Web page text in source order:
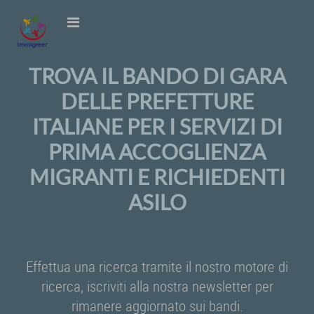
TROVA IL BANDO DI GARA
DELLE PREFETTURE
ITALIANE PER I SERVIZI DI
PRIMA ACCOGLIENZA
MIGRANTI E RICHIEDENTI
ASILO
Effettua una ricerca tramite il nostro motore di
ricerca, iscriviti alla nostra newsletter per
rimanere aggiornato sui bandi.